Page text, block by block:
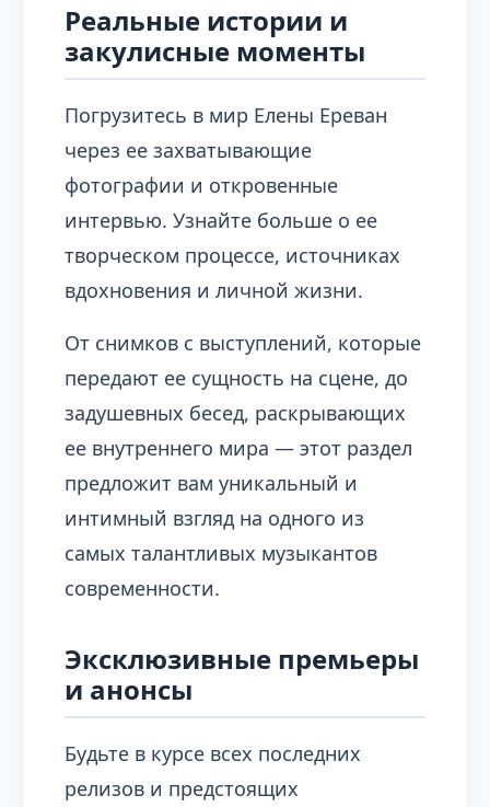
Реальные истории и
закулисные моменты
Погрузитесь в мир Елены Ереван
через ее захватывающие
фотографии и откровенные
интервью. Узнайте больше о ее
творческом процессе, источниках
вдохновения и личной жизни.
От снимков с выступлений, которые
передают ее сущность на сцене, до
задушевных бесед, раскрывающих
ее внутреннего мира — этот раздел
предложит вам уникальный и
интимный взгляд на одного из
самых талантливых музыкантов
современности.
Эксклюзивные премьеры
и анонсы
Будьте в курсе всех последних
релизов и предстоящих